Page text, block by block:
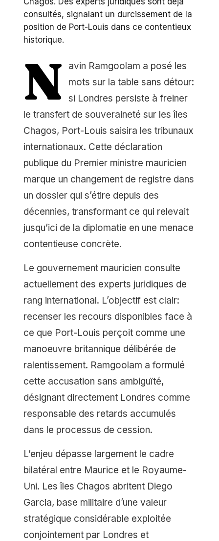
consultés, signalant un durcissement de la
position de Port-Louis dans ce contentieux
historique.
N
avin Ramgoolam a posé les
mots sur la table sans détour:
si Londres persiste à freiner
le transfert de souveraineté sur les îles
Chagos, Port-Louis saisira les tribunaux
internationaux. Cette déclaration
publique du Premier ministre mauricien
marque un changement de registre dans
un dossier qui s’étire depuis des
décennies, transformant ce qui relevait
jusqu’ici de la diplomatie en une menace
contentieuse concrète.
Le gouvernement mauricien consulte
actuellement des experts juridiques de
rang international. L’objectif est clair:
recenser les recours disponibles face à
ce que Port-Louis perçoit comme une
manoeuvre britannique délibérée de
ralentissement. Ramgoolam a formulé
cette accusation sans ambiguïté,
désignant directement Londres comme
responsable des retards accumulés
dans le processus de cession.
L’enjeu dépasse largement le cadre
bilatéral entre Maurice et le Royaume-
Uni. Les îles Chagos abritent Diego
Garcia, base militaire d’une valeur
stratégique considérable exploitée
conjointement par Londres et